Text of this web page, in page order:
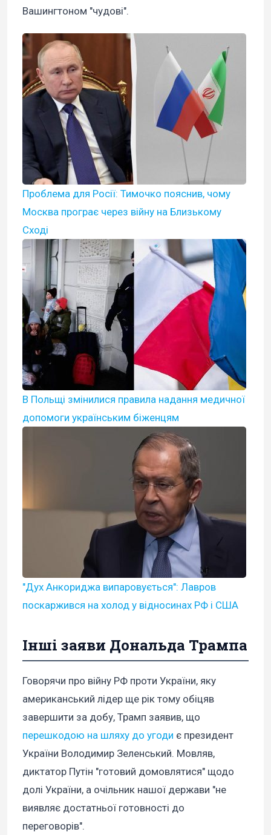
Вашингтоном "чудові".
Проблема для Росії: Тимочко пояснив, чому
Москва програє через війну на Близькому
Сході
В Польщі змінилися правила надання медичної
допомоги українським біженцям
"Дух Анкориджа випаровується": Лавров
поскаржився на холод у відносинах РФ і США
Інші заяви Дональда Трампа
Говорячи про війну РФ проти України, яку
американський лідер ще рік тому обіцяв
завершити за добу, Трамп заявив, що
перешкодою на шляху до угоди є президент
України Володимир Зеленський. Мовляв,
диктатор Путін "готовий домовлятися" щодо
долі України, а очільник нашої держави "не
виявляє достатньої готовності до
переговорів".